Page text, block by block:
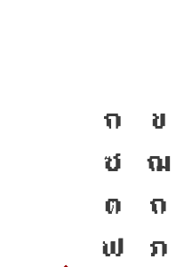
ก ข
ซ
ฌ
ต
ถ
ฟ
ภ